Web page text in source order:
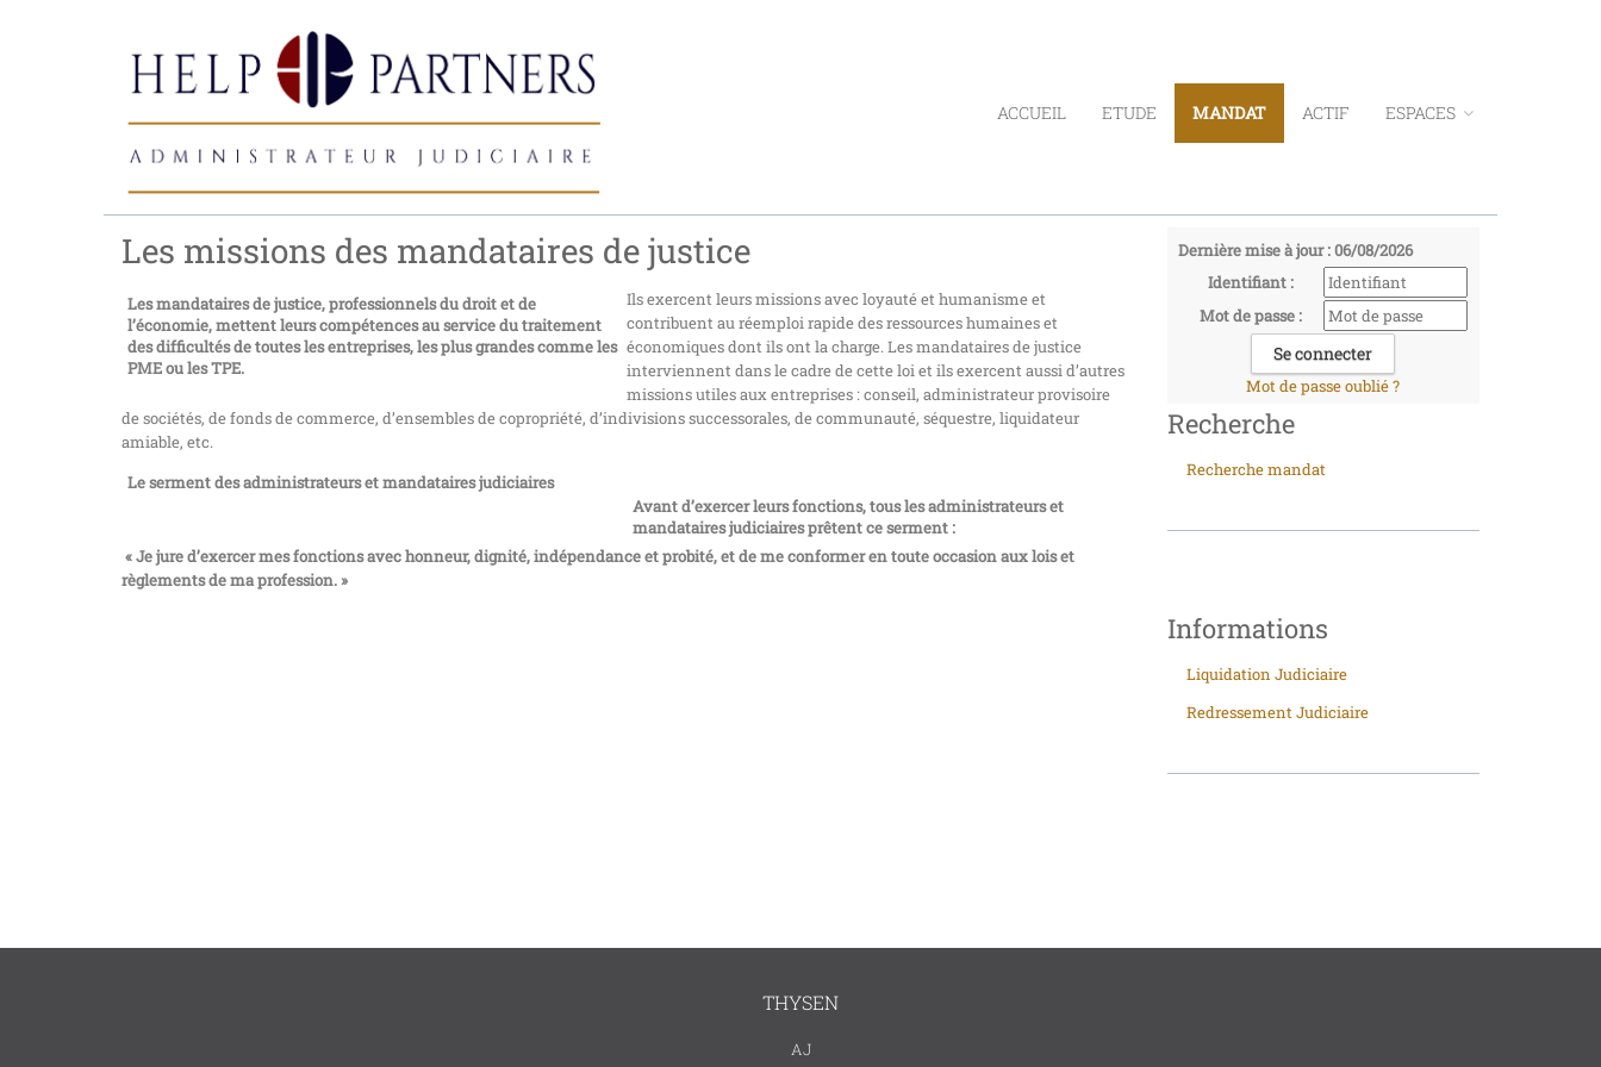
ACCUEIL ETUDE MANDAT ACTIF ESPACES
Dernière mise à jour : 06/08/2026
Identifiant :
Mot de passe :
Mot de passe oublié ?
Recherche
Recherche mandat
Informations
Liquidation Judiciaire
Redressement Judiciaire
Les missions des mandataires de justice
Les mandataires de justice, professionnels du droit et de
l’économie, mettent leurs compétences au service du traitement
des difficultés de toutes les entreprises, les plus grandes comme les
PME ou les TPE.
Ils exercent leurs missions avec loyauté et humanisme et
contribuent au réemploi rapide des ressources humaines et
économiques dont ils ont la charge. Les mandataires de justice
interviennent dans le cadre de cette loi et ils exercent aussi d’autres
missions utiles aux entreprises : conseil, administrateur provisoire
de sociétés, de fonds de commerce, d’ensembles de copropriété, d’indivisions successorales, de communauté, séquestre, liquidateur
amiable, etc.
Le serment des administrateurs et mandataires judiciaires
Avant d’exercer leurs fonctions, tous les administrateurs et
mandataires judiciaires prêtent ce serment :
« Je jure d’exercer mes fonctions avec honneur, dignité, indépendance et probité, et de me conformer en toute occasion aux lois et
règlements de ma profession. »
THYSEN
AJ